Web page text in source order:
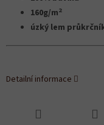
160g/m2
úzký lem
Detailní informace